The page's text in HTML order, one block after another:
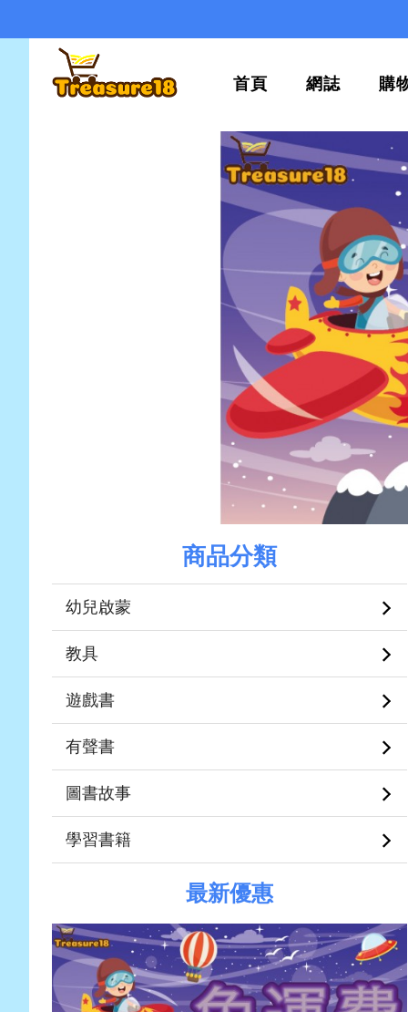
首頁 網誌 購
商品分類
幼兒啟蒙
教具
遊戲書
有聲書
圖書故事
學習書籍
最新優惠